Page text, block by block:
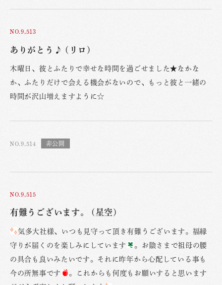
NO.9,513
ありがとう♪ (リロ)
木曜日、彼とふたりで幸せな時間を過ごせました★なかな
か、ふたりだけで会える機会がないので、もっと彼と一緒の
時間が沢山増えますように☆
NO.9,514
NO.9,515
有難うございます。 (星空)
気多大社様、いつも見守って頂き有難うございます。福縁
守りが届くのを楽しみにしています
。お陰さまで祖母の腰
の具合も良いみたいです。それに昨年から心配している事も
今の所無事です
。これからも何度もお願いすると思います